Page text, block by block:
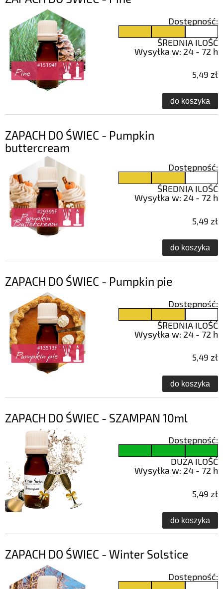
Dostępność:
ŚREDNIA ILOŚĆ
Wysyłka w: 24 - 72 h
5,49 zł
do koszyka
ZAPACH DO ŚWIEC - Pumpkin
buttercream
Dostępność:
ŚREDNIA ILOŚĆ
Wysyłka w: 24 - 72 h
5,49 zł
do koszyka
ZAPACH DO ŚWIEC - Pumpkin pie
Dostępność:
ŚREDNIA ILOŚĆ
Wysyłka w: 24 - 72 h
5,49 zł
do koszyka
ZAPACH DO ŚWIEC - SZAMPAN 10ml
Dostępność:
DUŻA ILOŚĆ
Wysyłka w: 24 - 72 h
5,49 zł
do koszyka
ZAPACH DO ŚWIEC - Winter Solstice
Dostępność: